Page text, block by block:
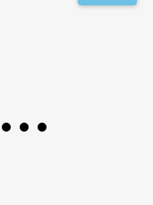
1 2 3